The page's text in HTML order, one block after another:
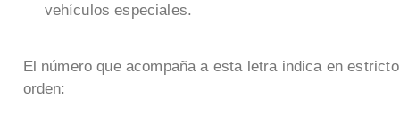
vehículos especiales.
El número que acompaña a esta letra indica en estricto
orden: